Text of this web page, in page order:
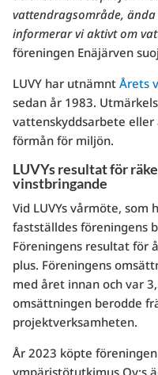
vattendragsområde,
informerar vi aktivt om
föreningen Enäjärven
LUVY har utnämnt Årets
sedan år 1983.
vattenskyddsarbete
förmån för miljön.
LUVYs resultat för
vinstbringande
Vid LUVYs vårmöte, som
fastställdes föreningens
Föreningens resultat för
plus. Föreningens
med året innan och var
omsättningen berodde
projektverksamheten.
År 2023 köpte